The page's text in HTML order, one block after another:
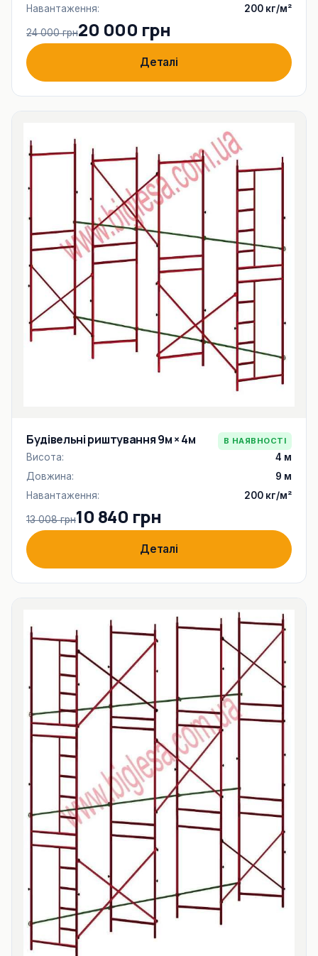
Навантаження: 200 кг/м²
24 000 грн20 000 грн
Деталі
Будівельні риштування 9м × 4м В НАЯВНОСТІ
Висота:
4 м
Довжина:
9 м
Навантаження:
200 кг/м²
13 008 грн10 840 грн
Деталі